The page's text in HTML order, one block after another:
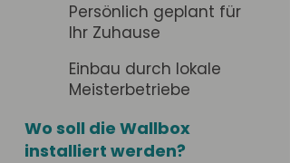
Persönlich geplant für
Ihr Zuhause
Einbau durch lokale
Meisterbetriebe
Wo soll die Wallbox
installiert werden?